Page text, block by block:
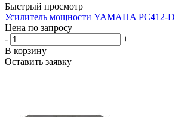
Быстрый просмотр
Усилитель мощности YAMAHA PC412-D
Цена по запросу
-
+
В корзину
Оставить заявку